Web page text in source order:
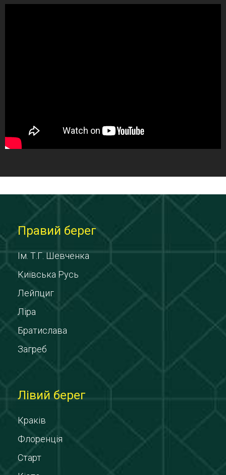
Правий берег
Ім. Т.Г. Шевченка
Київська Русь
Лейпциг
Ліра
Братислава
Загреб
Лівий берег
Краків
Флоренція
Старт